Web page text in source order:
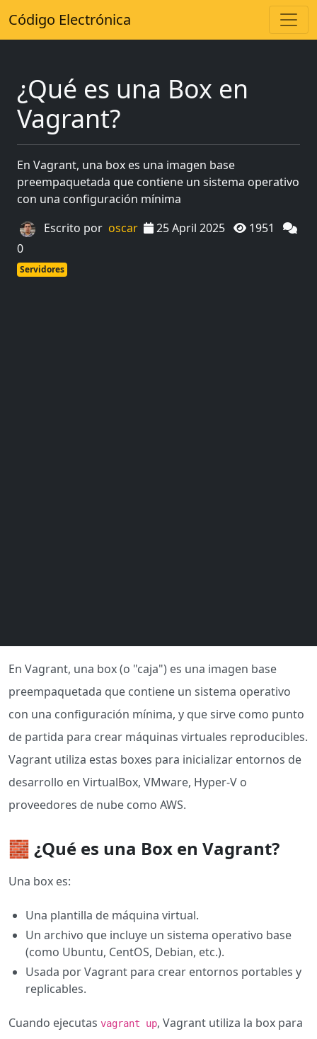
Código Electrónica
¿Qué es una Box en
Vagrant?
En Vagrant, una box es una imagen base
preempaquetada que contiene un sistema operativo
con una configuración mínima
Escrito por oscar 25 April 2025
1951
0
Servidores
En Vagrant, una box (o "caja") es una imagen base
preempaquetada que contiene un sistema operativo
con una configuración mínima, y que sirve como punto
de partida para crear máquinas virtuales reproducibles.
Vagrant utiliza estas boxes para inicializar entornos de
desarrollo en VirtualBox, VMware, Hyper-V o
proveedores de nube como AWS.
🧱 ¿Qué es una Box en Vagrant?
Una box es:
Una plantilla de máquina virtual.
Un archivo que incluye un sistema operativo base
(como Ubuntu, CentOS, Debian, etc.).
Usada por Vagrant para crear entornos portables y
replicables.
Cuando ejecutas vagrant up, Vagrant utiliza la box para